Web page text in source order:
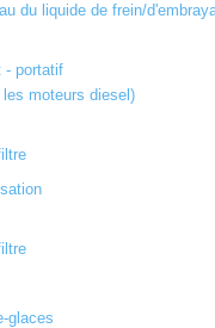
du liquide de frein/
- portatif
les moteurs diesel)
glaces